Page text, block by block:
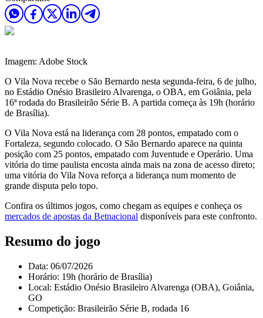
Imagem: Adobe Stock
O Vila Nova recebe o São Bernardo nesta segunda-feira, 6 de julho,
no Estádio Onésio Brasileiro Alvarenga, o OBA, em Goiânia, pela
16ª rodada do Brasileirão Série B. A partida começa às 19h (horário
de Brasília).
O Vila Nova está na liderança com 28 pontos, empatado com o
Fortaleza, segundo colocado. O São Bernardo aparece na quinta
posição com 25 pontos, empatado com Juventude e Operário. Uma
vitória do time paulista encosta ainda mais na zona de acesso direto;
uma vitória do Vila Nova reforça a liderança num momento de
grande disputa pelo topo.
Confira os últimos jogos, como chegam as equipes e conheça os
mercados de apostas da Betnacional disponíveis para este confronto.
Resumo do jogo
Data: 06/07/2026
Horário: 19h (horário de Brasília)
Local: Estádio Onésio Brasileiro Alvarenga (OBA), Goiânia,
GO
Competição: Brasileirão Série B, rodada 16